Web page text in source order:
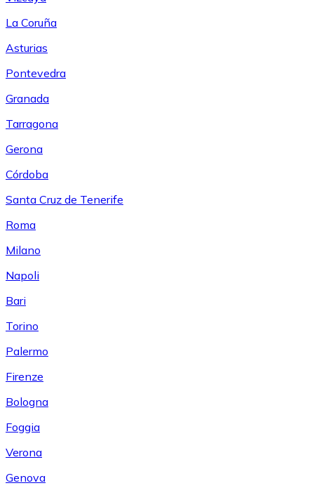
La Coruña
Asturias
Pontevedra
Granada
Tarragona
Gerona
Córdoba
Santa Cruz de Tenerife
Roma
Milano
Napoli
Bari
Torino
Palermo
Firenze
Bologna
Foggia
Verona
Genova